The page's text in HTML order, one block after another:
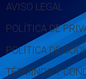
AVISO LEGAL
POLÍTICA DE
POLÍTICA DE
TÉRMINOS Y